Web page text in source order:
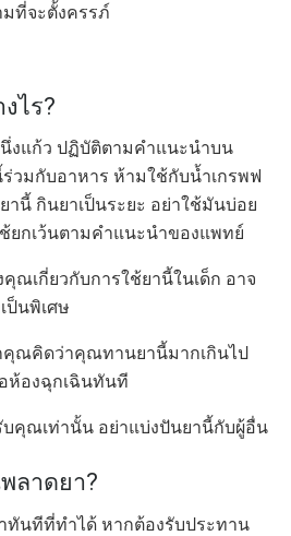
ที่จะตั้งครรภ์
ไร?
งแก้ว ปฏิบัติตามคำแนะนำบน
วมกับอาหาร ห้ามใช้กับน้ำเกรพฟ
านี้ กินยาเป็นระยะ อย่าใช้มันบ่อย
ยกเว้นตามคำแนะนำของแพทย์
ณเกี่ยวกับการใช้ยานี้ในเด็ก อาจ
ป็นพิเศษ
คุณคิดว่าคุณทานยานี้มากเกินไป
ห้องฉุกเฉินทันที
บคุณเท่านั้น อย่าแบ่งปันยานี้กับผู้อื่น
ลาดยา?
นทีที่ทำได้ หากต้องรับประทาน